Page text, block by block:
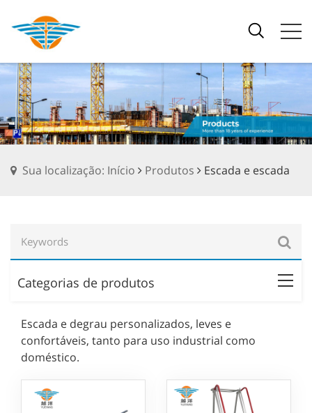
Sua localização: Início Produtos Escada e escada
Categorias de produtos
Escada e degrau personalizados, leves e
confortáveis, tanto para uso industrial como
doméstico.